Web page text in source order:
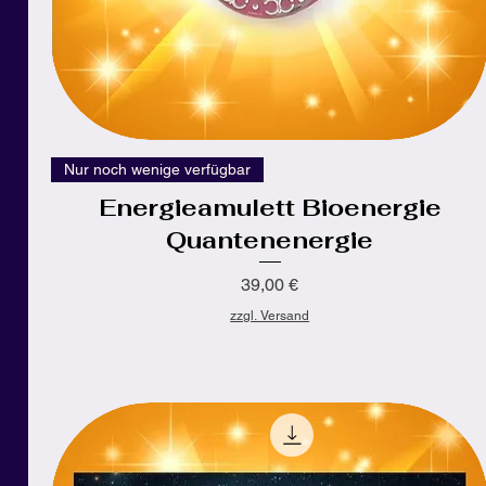
Schnellansicht
Nur noch wenige verfügbar
Energieamulett Bioenergie
Quantenenergie
Preis
39,00 €
zzgl. Versand